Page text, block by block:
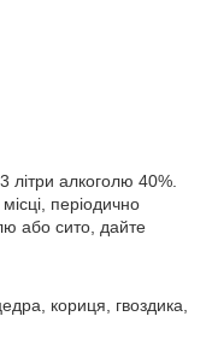
літри алкоголю 40%.
періодично
або сито, дайте
кориця, гвоздика,